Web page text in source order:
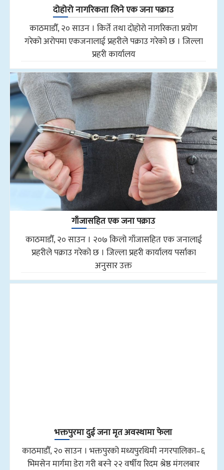
दोहोरो नागरिकता लिने एक जना पक्राउ
काठमाडौँ, २० साउन । किर्ते तथा दोहोरो नागरिकता प्रयोग
गरेको अरोपमा एकजनालाई प्रहरीले पक्राउ गरेको छ । जिल्ला
प्रहरी कार्यालय
गाँजासहित एक जना पक्राउ
काठमाडौँ, २० साउन । २०७ किलो गाँजासहित एक जनालाई
प्रहरीले पक्राउ गरेको छ । जिल्ला प्रहरी कार्यालय पर्साका
अनुसार उक्त
भक्तपुरमा दुई जना मृत अवस्थामा फेला
काठमाडौँ, २० साउन । भक्तपुरको मध्यपुरथिमी नगरपालिका–६
भिमसेन मार्गमा डेरा गरी बस्ने २२ वर्षीय रिदम श्रेष्ठ मंगलबार